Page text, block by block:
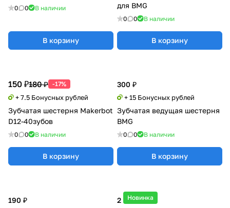
0 0 В наличии
В корзину
для BMG
0 0 В наличии
В корзину
300 ₽
+ 15 Бонусных рублей
Зубчатая ведущая шестерня
BMG
0 0 В наличии
В корзину
190 ₽ Новинка
2 990 ₽
150 ₽180 ₽ -17%
+ 7.5 Бонусных рублей
Зубчатая шестерня Makerbot
D12-40зубов
0 0 В наличии
В корзину